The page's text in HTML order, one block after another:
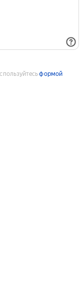
формой